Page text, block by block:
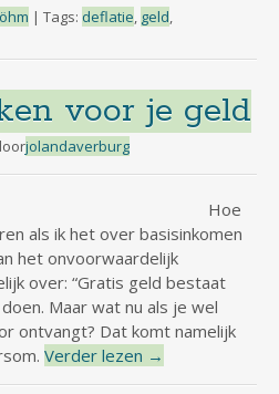
| Tags: deflatie, geld,
voor je geld
jolandaverburg
Hoe
als ik het over basisinkomen
het onvoorwaardelijk
over: “Gratis geld bestaat
Maar wat nu als je wel
ontvangt? Dat komt namelijk
Verder lezen →